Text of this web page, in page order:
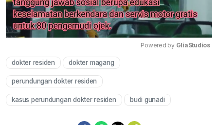
Powered by GliaStudios
dokter residen dokter magang
perundungan dokter residen
kasus perundungan dokter residen budi gunadi